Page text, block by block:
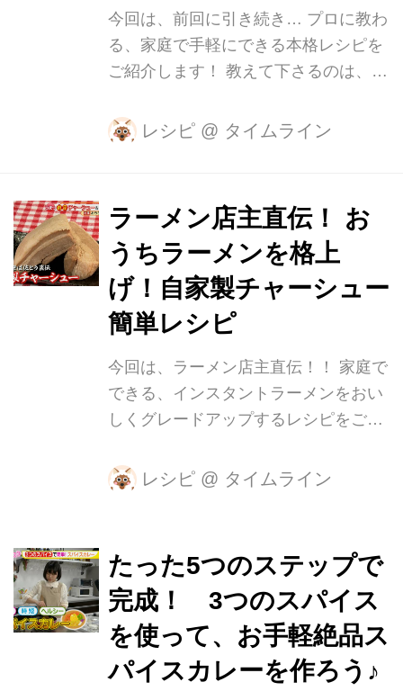
きるんです！ 材料はこちら。 【材
料】(一人前) ・合い挽き肉…100g ・
玉ねぎ…1/4個 ・にんにく(チューブ)…
今回は、前回に引き続き… プロに教わ
る、家庭で手軽にできる本格レシピを
ご紹介します！ 教えて下さるのは、名
ゾングループ統括総料理長の二村敏幸
材料はこちら。 【材料】4人前 ・牛ミ
ンチ(6)…300g ・豚ミンチ(4)…200g
・炒め玉ねぎ…250g ・生パン粉(中目)
…50g ・ブラックペッパー…1g ・食
塩…5g ・うま味調味料…2g ・ナツメ
グ…0.5g ・おろしニンニク…4g ・卵
(S)…1個 ・ひと手間食材 卵(S)…1個
まず、牛ミンチと豚ミンチをこねてい
きます。 固さの...
レシピ @ タイムライン
ラーメン店主直伝！ お
うちラーメンを格上
げ！自家製チャーシュー
簡単レシピ
今回は、ラーメン店主直伝！！ 家庭で
できる、インスタントラーメンをおい
しくグレードアップするレシピをご紹
に取材させて頂いたラーメン店「濃厚
ューをさせて頂きました。 こだわりの
ラーメンを作り出す佐藤さんが今回教
えて下さるのは、家庭でできる自家製
チャーシューです！ 材料はこちら。
豚バラブロックを一本丸ごと使用しま
す。 【材料】 ・豚バラブロック（1
レシピ @ タイムライン
たった5つのステップで
完成！ 3つのスパイス
を使って、お手軽絶品ス
パイスカレーを作ろう♪